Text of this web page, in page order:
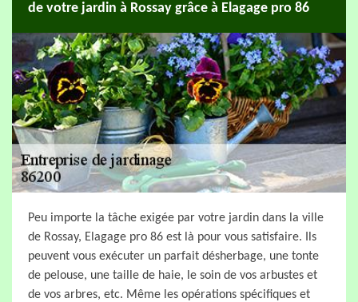
de votre jardin à Rossay grâce à Elagage pro 86
Peu importe la tâche exigée par votre jardin dans la ville
de Rossay, Elagage pro 86 est là pour vous satisfaire. Ils
peuvent vous exécuter un parfait désherbage, une tonte
de pelouse, une taille de haie, le soin de vos arbustes et
de vos arbres, etc. Même les opérations spécifiques et